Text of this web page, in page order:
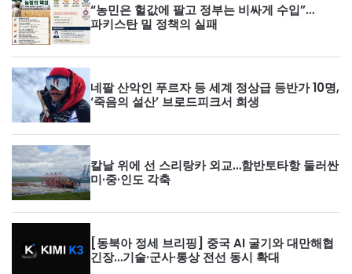
“농민은 헐값에 팔고 정부는 비싸게 수입”…
파키스탄 밀 정책의 실패
네팔 산악인 푸르자 등 세계 정상급 등반가 10명,
‘죽음의 설산’ 브로드피크서 희생
칼날 위에 선 스리랑카 외교…함반토타항 둘러싼
미·중·인도 각축
[동북아 정세 브리핑] 중국 AI 굴기와 대만해협
긴장…기술·군사·통상 전선 동시 확대